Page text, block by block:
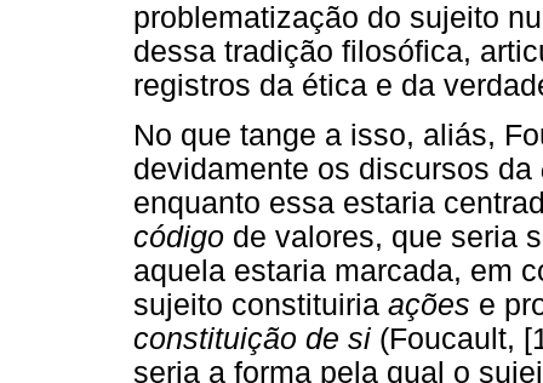
problematização do sujeito
dessa tradição filosófica,
registros da ética e da
No que tange a isso, aliás,
devidamente os discursos da
enquanto essa estaria
código de valores, que seria
aquela estaria marcada, em
sujeito constituiria ações e
constituição de si (Foucault,
seria a forma pela qual o